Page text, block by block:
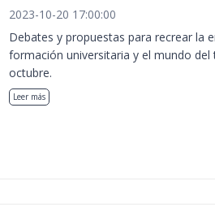
2023-10-20 17:00:00
Debates y propuestas para recrear la
formación universitaria y el mundo del
octubre.
Leer más